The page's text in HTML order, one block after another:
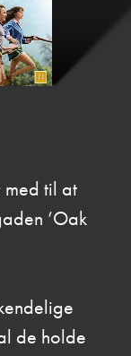
med til at
’Oak
de holde